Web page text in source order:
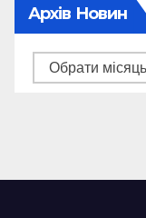
Архів Новин
Архів